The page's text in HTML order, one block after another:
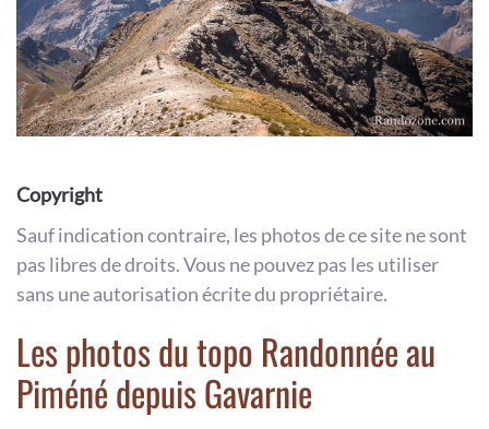
Copyright
Sauf indication contraire, les photos de ce site ne sont
pas libres de droits. Vous ne pouvez pas les utiliser
sans une autorisation écrite du propriétaire.
Les photos du topo Randonnée au
Piméné depuis Gavarnie